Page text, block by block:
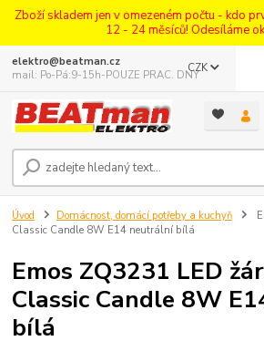
Zboží skladem jen v omezeném počtu - kdo
12 - 24 měsíců! Odesíláme
CZK
elektro@beatman.cz
mail: Po-Pá:9-15h-POUZE PRAC. DNY
Úvod Domácnost, domácí potřeby a kuchyň
Classic Candle 8W E14 neutrální bílá
Emos ZQ3231 LED
Classic Candle 8W
bílá